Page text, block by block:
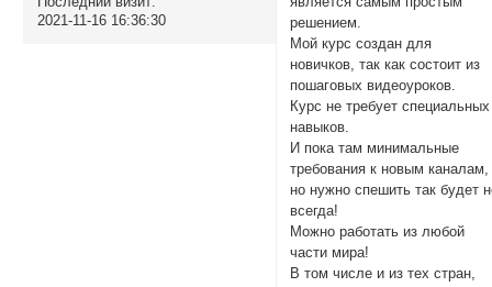
2021-11-16 16:36:30
решением.
Мой курс создан для
новичков, так как состоит из
пошаговых видеоуроков.
Курс не требует специальных
навыков.
И пока там минимальные
требования к новым каналам,
но нужно спешить так будет
всегда!
Можно работать из любой
части мира!
В том числе и из тех стран,